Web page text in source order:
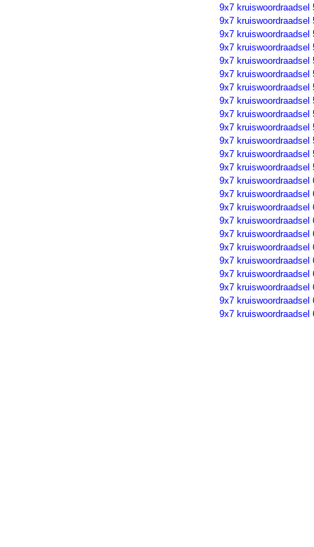
9x7 kruiswoordraadsel
9x7 kruiswoordraadsel
9x7 kruiswoordraadsel
9x7 kruiswoordraadsel
9x7 kruiswoordraadsel
9x7 kruiswoordraadsel
9x7 kruiswoordraadsel
9x7 kruiswoordraadsel
9x7 kruiswoordraadsel
9x7 kruiswoordraadsel
9x7 kruiswoordraadsel
9x7 kruiswoordraadsel
9x7 kruiswoordraadsel
9x7 kruiswoordraadsel
9x7 kruiswoordraadsel
9x7 kruiswoordraadsel
9x7 kruiswoordraadsel
9x7 kruiswoordraadsel
9x7 kruiswoordraadsel
9x7 kruiswoordraadsel
9x7 kruiswoordraadsel
9x7 kruiswoordraadsel
9x7 kruiswoordraadsel
9x7 kruiswoordraadsel